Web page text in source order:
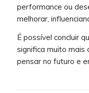
performance ou
melhorar,
É possível concluir
significa muito mais
pensar no futuro e